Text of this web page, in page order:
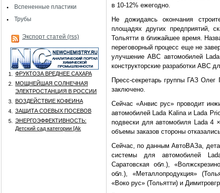
Вспененные пластики
Трубы
Экспорт статей (rss)
1.
ФРУКТОЗА ВРЕДНЕЕ САХАРА
2.
МОЩНЕЙШАЯ СОЛНЕЧНАЯ
ЭЛЕКТРОСТАНЦИЯ В РОССИИ
3.
ВОЗДЕЙСТВИЕ КОФЕИНА
4.
ЗАЩИТА СОЕВЫХ ПОСЕВОВ
5.
ЭНЕРГОЭФФЕКТИВНОСТЬ:
Детский сад категории [Аk
в 10-12% ежегодно.
Не дожидаясь окончания
площадях других предприятий,
Тольятти в ближайшее время.
переговорный процесс еще не
улучшение АВС автомобилей
конструкторские разработки АВС
Пресс-секретарь группы ГАЗ
заключено.
Сейчас «Анвис рус» проводит
автомобилей Lada Kalina и Lada
подвески для автомобиля Lada 4
объемы заказов стороны
Сейчас, по данным АвтоВАЗа,
системы для автомобилей Lada
Саратовская обл.),
обл.), «Металлопродукция»
«Воко рус» (Тольятти) и